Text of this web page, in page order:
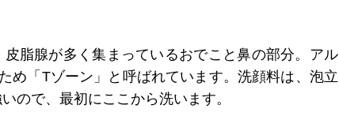
脂腺が多く集まっているおでこと鼻の部分。アル
め「Tゾーン」と呼ばれています。洗顔料は、泡立
ので、最初にここから洗います。